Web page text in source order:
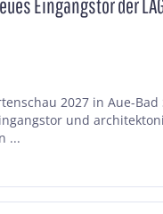
Eingangstor der
2027 in Aue-Bad
und
...